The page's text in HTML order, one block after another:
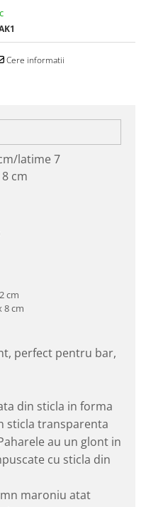
Cere informatii
latime 7
cm
cm
8 cm
perfect pentru bar,
din sticla in forma
sticla transparenta
au un glont in
cu sticla din
maroniu atat